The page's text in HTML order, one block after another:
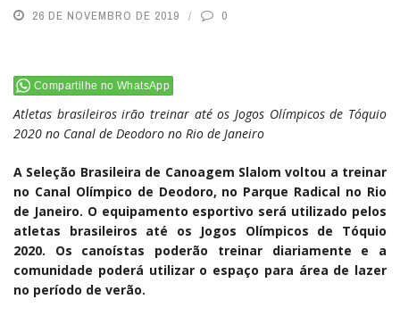
26 DE NOVEMBRO DE 2019 0
Compartilhe no WhatsApp
Atletas brasileiros irão treinar até os Jogos Olímpicos de Tóquio
2020 no Canal de Deodoro no Rio de Janeiro
A Seleção Brasileira de Canoagem Slalom voltou a treinar
no Canal Olímpico de Deodoro, no Parque Radical no Rio
de Janeiro. O equipamento esportivo será utilizado pelos
atletas brasileiros até os Jogos Olímpicos de Tóquio
2020. Os canoístas poderão treinar diariamente e a
comunidade poderá utilizar o espaço para área de lazer
no período de verão.